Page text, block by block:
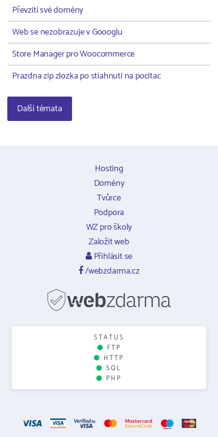
Převzití své domény
Web se nezobrazuje v Goooglu
Store Manager pro Woocommerce
Prazdna zip zlozka po stiahnuti na pocitac
Další témata
Hosting
Domény
Tvůrce
Podpora
WZ pro školy
Založit web
Přihlásit se
/webzdarma.cz
STATUS
FTP
HTTP
SQL
PHP